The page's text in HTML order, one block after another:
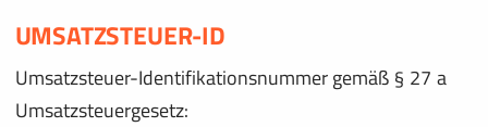
UMSATZSTEUER-ID
Umsatzsteuer-Identifikationsnummer gemäß § 27 a
Umsatzsteuergesetz: